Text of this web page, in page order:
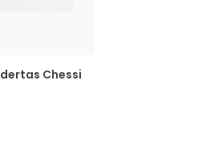
Chessi